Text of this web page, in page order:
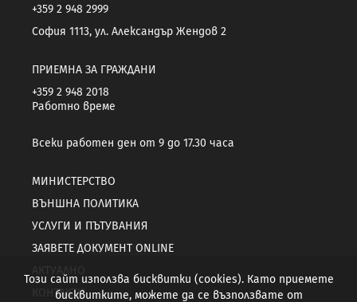
+359 2 948 2999
София 1113, ул. Александър Жендов 2
ПРИЕМНА ЗА ГРАЖДАНИ
+359 2 948 2018
Работно време
Всеки работен ден от 9 до 17.30 часа
МИНИСТЕРСТВО
ВЪНШНА ПОЛИТИКА
УСЛУГИ И ПЪТУВАНИЯ
ЗАЯВЕТЕ ДОКУМЕНТ ONLINE
КОНТАКТИ
Този сайт използва бисквитки (cookies). Като приемете
бисквитките, можете да се възползвате от